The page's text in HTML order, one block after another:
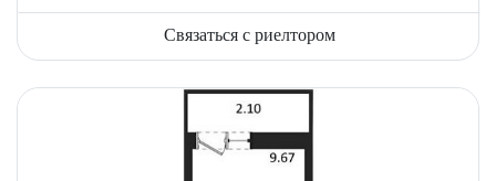
Связаться с риелтором